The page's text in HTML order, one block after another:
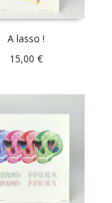
A lasso !
15,00€